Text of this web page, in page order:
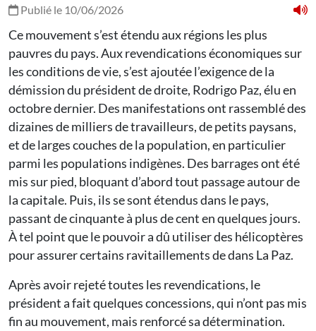
Publié le 10/06/2026
Ce mouvement s’est étendu aux régions les plus
pauvres du pays. Aux revendications économiques sur
les conditions de vie, s’est ajoutée l’exigence de la
démission du président de droite, Rodrigo Paz, élu en
octobre dernier. Des manifestations ont rassemblé des
dizaines de milliers de travailleurs, de petits paysans,
et de larges couches de la population, en particulier
parmi les populations indigènes. Des barrages ont été
mis sur pied, bloquant d’abord tout passage autour de
la capitale. Puis, ils se sont étendus dans le pays,
passant de cinquante à plus de cent en quelques jours.
À tel point que le pouvoir a dû utiliser des hélicoptères
pour assurer certains ravitaillements de dans La Paz.
Après avoir rejeté toutes les revendications, le
président a fait quelques concessions, qui n’ont pas mis
fin au mouvement, mais renforcé sa détermination.